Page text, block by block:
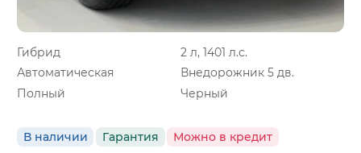
Гибрид
2 л, 1401 л.с.
Автоматическая
Внедорожник 5 дв.
Полный
Черный
В наличии Гарантия Можно в кредит